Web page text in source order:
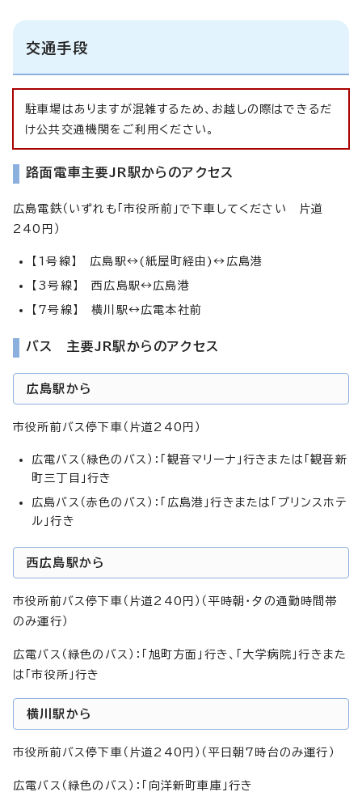
交通手段
駐車場はありますが混雑するため、お越しの際はできるだ
け公共交通機関をご利用ください。
路面電車主要JR駅からのアクセス
広島電鉄（いずれも「市役所前」で下車してください 片道
240円）
【1号線】 広島駅↔(紙屋町経由)↔広島港
【3号線】 西広島駅↔広島港
【7号線】 横川駅↔広電本社前
バス 主要JR駅からのアクセス
広島駅から
市役所前バス停下車（片道240円）
広電バス（緑色のバス）：「観音マリーナ」行きまたは「観音新
町三丁目」行き
広島バス（赤色のバス）：「広島港」行きまたは「プリンスホテ
ル」行き
西広島駅から
市役所前バス停下車（片道240円）（平時朝・夕の通勤時間帯
のみ運行）
広電バス（緑色のバス）：「旭町方面」行き、「大学病院」行きまた
は「市役所」行き
横川駅から
市役所前バス停下車（片道240円）（平日朝7時台のみ運行）
広電バス（緑色のバス）：「向洋新町車庫」行き